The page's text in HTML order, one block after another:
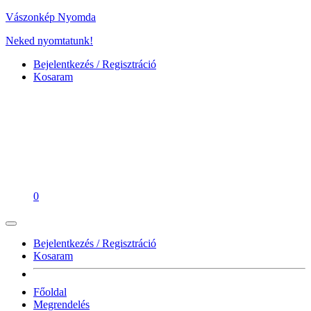
Vászonkép Nyomda
Neked nyomtatunk!
Bejelentkezés / Regisztráció
Kosaram
0
Bejelentkezés / Regisztráció
Kosaram
Főoldal
Megrendelés